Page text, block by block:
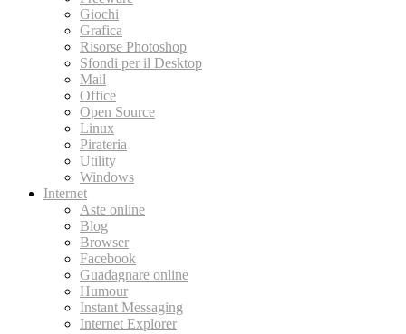
Giochi
Grafica
Risorse Photoshop
Sfondi per il Desktop
Mail
Office
Open Source
Linux
Pirateria
Utility
Windows
Internet
Aste online
Blog
Browser
Facebook
Guadagnare online
Humour
Instant Messaging
Internet Explorer